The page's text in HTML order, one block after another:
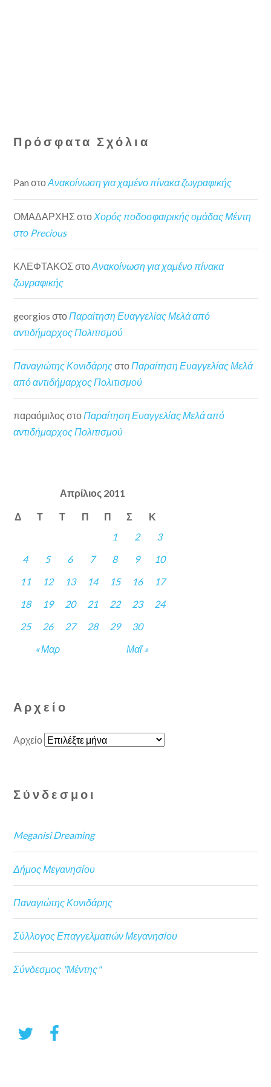
Πρόσφατα Σχόλια
Pan στοΑνακοίνωση για χαμένο πίνακα ζωγραφικής
ΟΜΑΔΑΡΧΗΣ στο Χορός ποδοσφαιρικής ομάδας Μέντη
στο Precious
ΚΛΕΦΤΑΚΟΣ στοΑνακοίνωση για χαμένο πίνακα
ζωγραφικής
georgios στοΠαραίτηση Ευαγγελίας Μελά από
αντιδήμαρχος Πολιτισμού
Παναγιώτης ΚονιδάρηςστοΠαραίτηση Ευαγγελίας Μελά
από αντιδήμαρχος Πολιτισμού
παραόμιλος στοΠαραίτηση Ευαγγελίας Μελά από
αντιδήμαρχος Πολιτισμού
Απρίλιος 2011
Δ Τ Τ Π Π Σ Κ
« Μαρ Μαΐ »
1 2
3
4
5 6 7 8 9
10
11
12 13 14 15 16
17
18
19 20 21 22 23
24
25
26 27 28 29 30
Αρχείο
Αρχείο
Σύνδεσμοι
Meganisi Dreaming
Δήμος Μεγανησίου
Παναγιώτης Κονιδάρης
Σύλλογος Επαγγελματιών Μεγανησίου
Σύνδεσμος "Μέντης"